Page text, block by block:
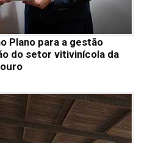
Plano para a gestão
do setor vitivinícola da